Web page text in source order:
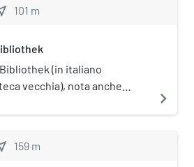
101 m
(in italiano
vecchia), nota anche
per la sua forma, è
invece la facoltà di legge
navigate_next
159 m